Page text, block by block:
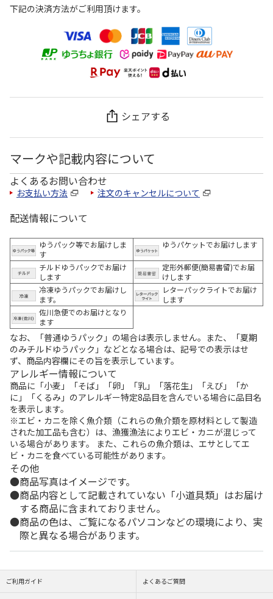
下記の決済方法がご利用頂けます。
シェアする
マークや記載内容について
よくあるお問い合わせ
お支払い方法 注文のキャンセルについて
配送情報について
ゆうパック等でお届けしま
す
ゆうパケットでお届けします
チルドゆうパックでお届け
します
定形外郵便(簡易書留)でお届
けします
冷凍ゆうパックでお届けし
ます。
レターパックライトでお届け
します
佐川急便でのお届けとなり
ます
なお、「普通ゆうパック」の場合は表示しません。また、「夏期
のみチルドゆうパック」などとなる場合は、記号での表示はせ
ず、商品内容欄にその旨を表示しています。
アレルギー情報について
商品に「小麦」「そば」「卵」「乳」「落花生」「えび」「か
に」「くるみ」のアレルギー特定8品目を含んでいる場合に品目名
を表示します。
※エビ・カニを除く魚介類（これらの魚介類を原材料として製造
された加工品も含む）は、漁獲漁法によりエビ・カニが混じって
いる場合があります。 また、これらの魚介類は、エサとしてエ
ビ・カニを食べている可能性があります。
その他
商品写真はイメージです。
商品内容として記載されていない「小道具類」はお届け
する商品に含まれておりません。
商品の色は、ご覧になるパソコンなどの環境により、実
際と異なる場合があります。
ご利用ガイド よくあるご質問